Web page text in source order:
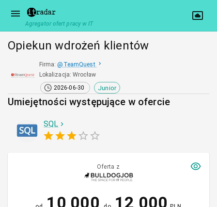
Agregator ofert pracy w IT
Opiekun wdrożeń klientów
Firma: @ TeamQuest
Lokalizacja:Wrocław
2026-06-30
Junior
Umiejętności występujące w ofercie
SQL
Oferta z
10 000 12 000